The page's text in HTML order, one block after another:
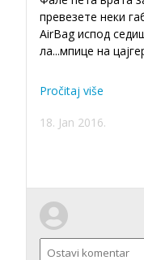
превезете неки
AirBag испод
ла...мпице на
Pročitaj više
18. Jan 2016.